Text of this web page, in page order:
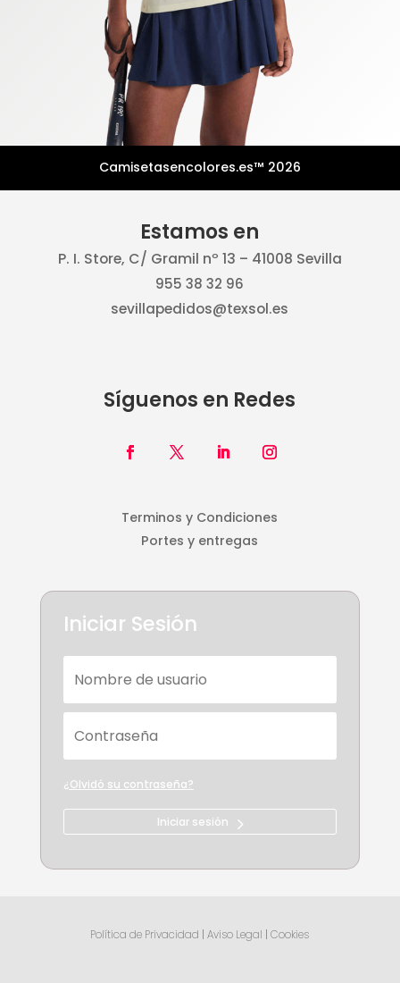
Camisetasencolores.es™ 2026
Estamos en
P. I. Store, C/ Gramil nº 13 – 41008 Sevilla
955 38 32 96
sevillapedidos@texsol.es
Síguenos en Redes
Terminos y Condiciones
Portes y entregas
Iniciar Sesión
¿Olvidó su contraseña?
Iniciar sesión
Política de Privacidad |Aviso Legal |Cookies